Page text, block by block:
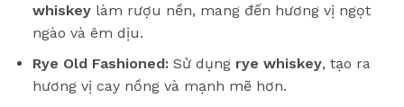
whiskeylàm rượu nền, mang đến hương vị ngọt
ngào và êm dịu.
Rye Old Fashioned:Sử dụng rye whiskey, tạo ra
hương vị cay nồng và mạnh mẽ hơn.